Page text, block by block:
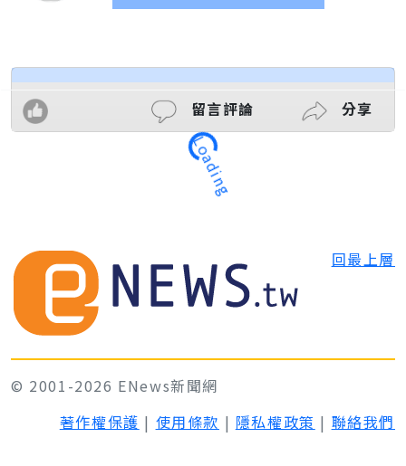
留言評論 分享
Loading
回最上層
© 2001-2026 ENews新聞網
著作權保護 | 使用條款 | 隱私權政策 | 聯絡我們